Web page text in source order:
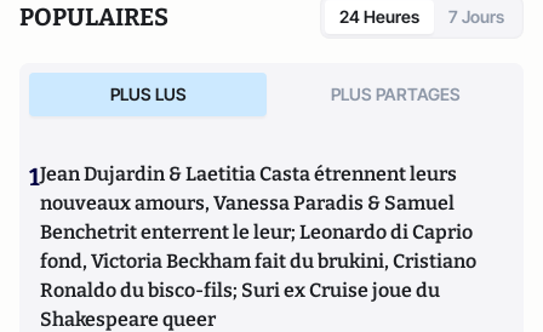
POPULAIRES 24 Heures 7 Jours
PLUS LUS PLUS PARTAGES
1Jean Dujardin & Laetitia Casta étrennent leurs
nouveaux amours, Vanessa Paradis & Samuel
Benchetrit enterrent le leur; Leonardo di Caprio
fond, Victoria Beckham fait du brukini, Cristiano
Ronaldo du bisco-fils; Suri ex Cruise joue du
Shakespeare queer